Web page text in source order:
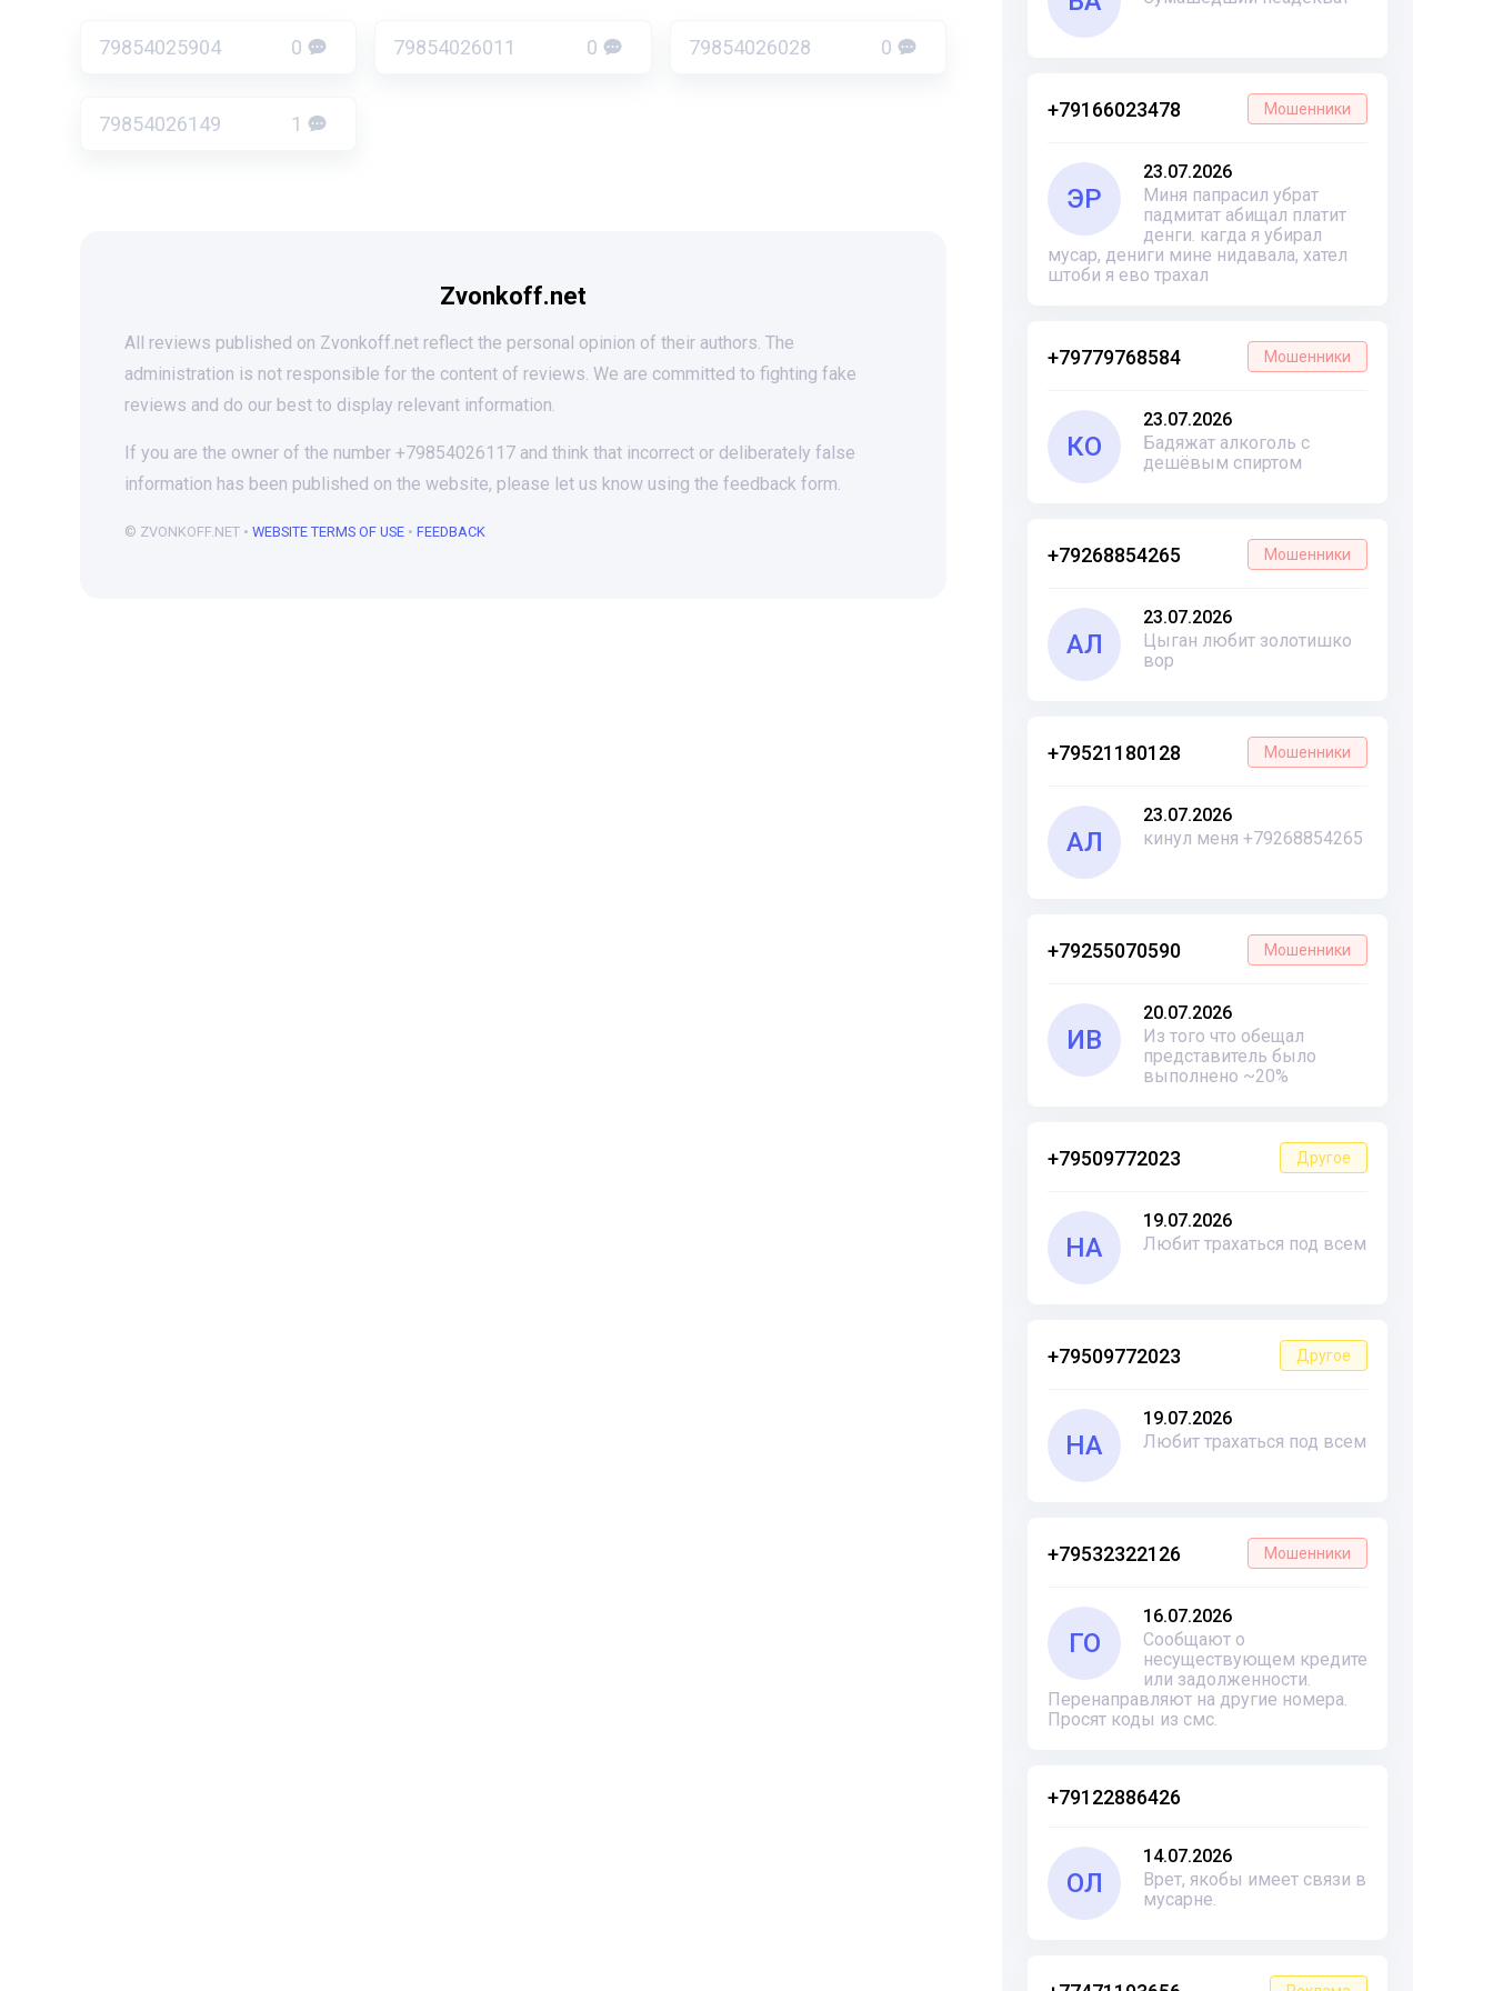
+79166023478 Мошенники
ЭР
23.07.2026
Миня папрасил убрат
падмитат абищал платит
денги. кагда я убирал
мусар, дениги мине нидавала, хател
штоби я ево трахал
+79779768584 Мошенники
КО
23.07.2026
Бадяжат алкоголь с
дешёвым спиртом
+79268854265 Мошенники
АЛ
23.07.2026
Цыган любит золотишко
вор
+79521180128 Мошенники
АЛ
23.07.2026
кинул меня +79268854265
+79255070590 Мошенники
ИВ
20.07.2026
Из того что обещал
представитель было
выполнено ~20%
+79509772023 Другое
НА
19.07.2026
Любит трахаться под всем
+79509772023 Другое
НА
19.07.2026
Любит трахаться под всем
+79532322126 Мошенники
ГО
16.07.2026
Сообщают о
несуществующем кредите
или задолженности.
Перенаправляют на другие номера.
Просят коды из смс.
+79122886426
ОЛ
14.07.2026
Врет, якобы имеет связи в
мусарне.
79854025904 0 79854026011 0 79854026028 0
79854026149 1
Zvonkoff.net
All reviews published on Zvonkoff.net reflect the personal opinion of their authors. The
administration is not responsible for the content of reviews. We are committed to fighting fake
reviews and do our best to display relevant information.
If you are the owner of the number +79854026117 and think that incorrect or deliberately false
information has been published on the website, please let us know using the feedback form.
© ZVONKOFF.NET • WEBSITE TERMS OF USE • FEEDBACK